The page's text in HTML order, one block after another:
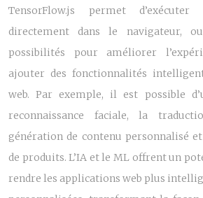
TensorFlow.js permet
directement dans le navigateur,
possibilités pour améliorer
ajouter des fonctionnalités
web. Par exemple, il est possible
reconnaissance faciale, la
génération de contenu personnalisé
de produits. L’IA et le ML offrent un
rendre les applications web plus